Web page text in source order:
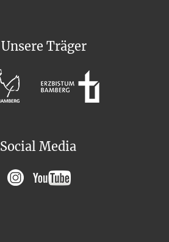
Unsere Träger
Social Media